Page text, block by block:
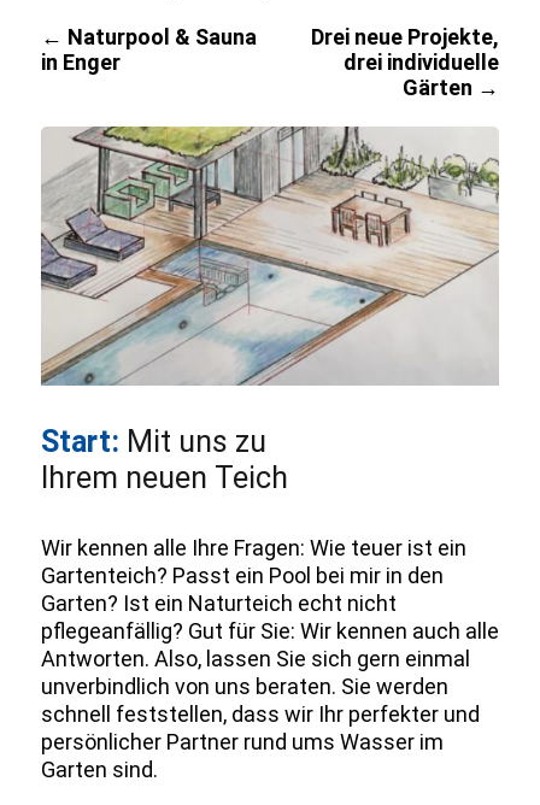
Beitragsnavigation
← Naturpool & Sauna
in Enger
Drei neue Projekte,
drei individuelle
Gärten →
Start: Mit uns zu
Ihrem neuen Teich
Wir kennen alle Ihre Fragen: Wie teuer ist ein
Gartenteich? Passt ein Pool bei mir in den
Garten? Ist ein Naturteich echt nicht
pflegeanfällig? Gut für Sie: Wir kennen auch alle
Antworten. Also, lassen Sie sich gern einmal
unverbindlich von uns beraten. Sie werden
schnell feststellen, dass wir Ihr perfekter und
persönlicher Partner rund ums Wasser im
Garten sind.